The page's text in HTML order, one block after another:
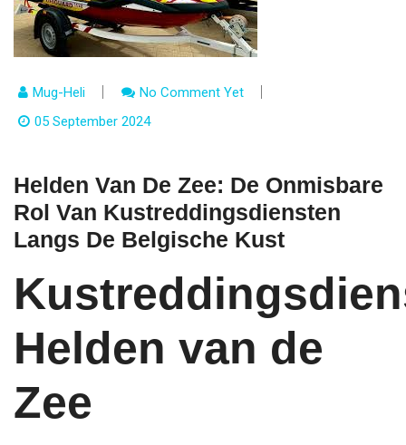
Mug-Heli
No Comment Yet
05 September 2024
Helden Van De Zee: De Onmisbare
Rol Van Kustreddingsdiensten
Langs De Belgische Kust
Helden van de
Zee